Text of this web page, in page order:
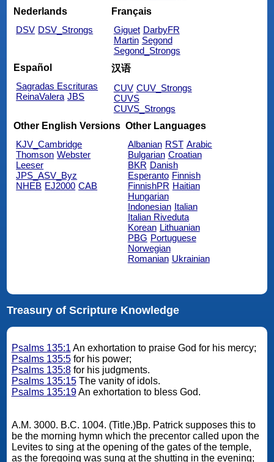
Nederlands
DSV DSV_Strongs
Français
Giguet DarbyFR
Martin Segond
Segond_Strongs
Español
Sagradas Escrituras
ReinaValera JBS
汉语
CUV CUV_Strongs
CUVS
CUVS_Strongs
Other English Versions
KJV_Cambridge
Thomson Webster
Leeser
JPS_ASV_Byz
NHEB EJ2000 CAB
Other Languages
Albanian RST Arabic
Bulgarian Croatian
BKR Danish
Esperanto Finnish
FinnishPR Haitian
Hungarian
Indonesian Italian
Italian Riveduta
Korean Lithuanian
PBG Portuguese
Norwegian
Romanian Ukrainian
Treasury of Scripture Knowledge
Psalms 135:1 An exhortation to praise God for his mercy;
Psalms 135:5for his power;
Psalms 135:8for his judgments.
Psalms 135:15The vanity of idols.
Psalms 135:19An exhortation to bless God.
A.M. 3000. B.C. 1004. (Title.)Bp. Patrick supposes this to
be the morning hymn which the precentor called upon the
Levites to sing at the opening of the gates of the temple,
as the foregoing was sung at the shutting in the evening;